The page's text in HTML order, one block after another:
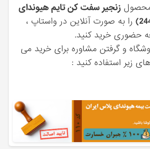
محصولزنجير سفت كن تایم هیوندای
را به صورت آنلاین در واستاپ ،
حضوری خرید کنید.
و گرفتن مشاوره برای خرید می
زیر استفاده کنید :